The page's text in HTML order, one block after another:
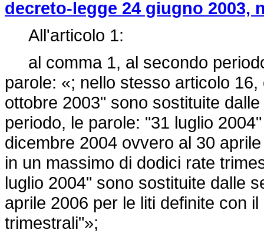
decreto-legge 24 giugno 2003,
All'articolo 1:
al comma 1, al secondo
parole: «; nello stesso articolo
ottobre 2003" sono sostituite
periodo, le parole: "31 luglio
dicembre 2004 ovvero al 30
in un massimo di dodici rate
luglio 2004" sono sostituite dalle
aprile 2006 per le liti definite con
trimestrali"»;